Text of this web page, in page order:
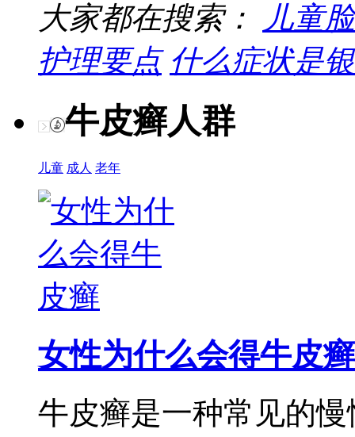
大家都在搜索：
儿童
护理要点 什么症状是
牛皮癣人群
儿童 成人 老年
女性为什么会得牛皮癣
牛皮癣是一种常见的